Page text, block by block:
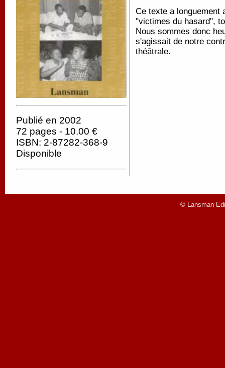
Publié en 2002
72 pages - 10.00 €
ISBN: 2-87282-368-9
Disponible
Ce texte a longuement
"victimes du hasard",
Nous sommes donc
s'agissait de notre
théâtrale.
© Lansman